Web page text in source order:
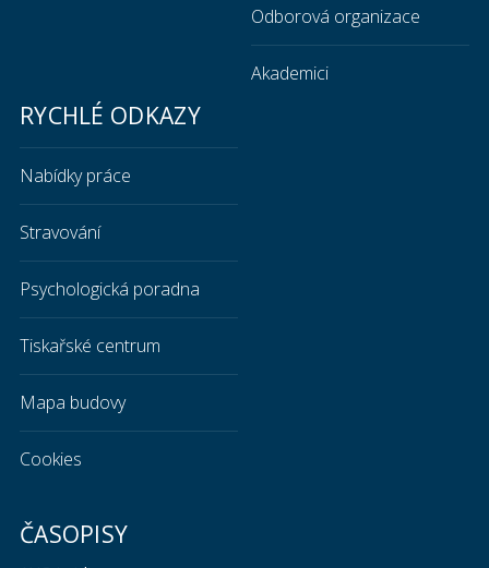
Odborová organizace
Akademici
RYCHLÉ ODKAZY
Nabídky práce
Stravování
Psychologická poradna
Tiskařské centrum
Mapa budovy
Cookies
ČASOPISY